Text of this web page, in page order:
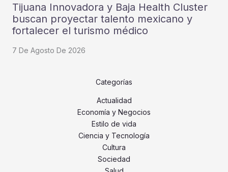
Tijuana Innovadora y Baja Health Cluster
buscan proyectar talento mexicano y
fortalecer el turismo médico
7 De Agosto De 2026
Categorías
Actualidad
Economía y Negocios
Estilo de vida
Ciencia y Tecnología
Cultura
Sociedad